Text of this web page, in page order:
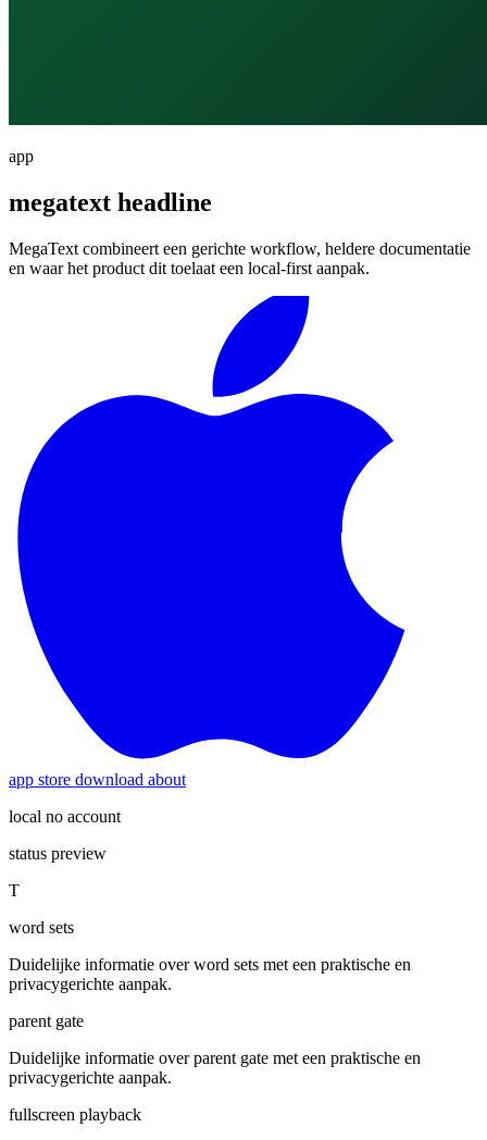
app
megatext headline
MegaText combineert een gerichte workflow, heldere documentatie
en waar het product dit toelaat een local-first aanpak.
app store download about
local no account
status preview
T
word sets
Duidelijke informatie over word sets met een praktische en
privacygerichte aanpak.
parent gate
Duidelijke informatie over parent gate met een praktische en
privacygerichte aanpak.
fullscreen playback